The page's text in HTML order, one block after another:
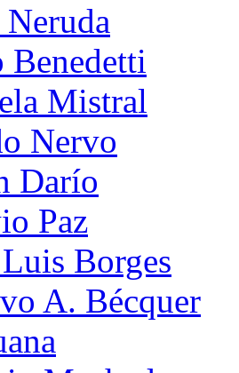
Benedetti
Mistral
Nervo
Darío
Paz
Borges
A. Bécquer